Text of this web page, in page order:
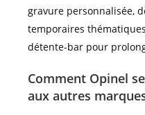
gravure personnalisée,
temporaires
détente-bar pour
Comment Opinel
aux autres